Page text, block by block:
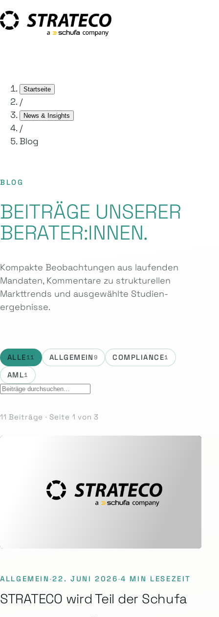
Startseite
/
News & Insights
/
Blog
BLOG
BEITRÄGE UNSERER
BERATER:INNEN.
Kompakte Beobachtungen aus laufenden
Mandaten, Kommentare zu strukturellen
Markttrends und ausgewählte Studien­
ergebnisse.
ALLE11 ALLGEMEIN9 COMPLIANCE1
AML1
11 Beiträge · Seite 1 von 3
ALLGEMEIN ·22. JUNI 2026·4 MIN LESEZEIT
STRATECO wird Teil der Schufa